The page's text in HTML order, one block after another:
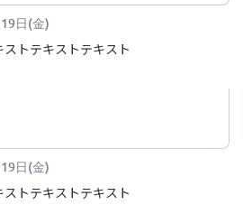
日(金)
トテキストテキスト
日(金)
トテキストテキスト